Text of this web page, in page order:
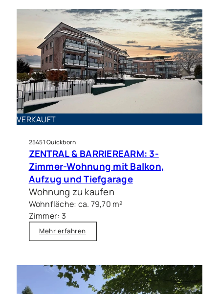
Haus zu kaufen in Quickborn
Sehr gepflegtes
Einfamilienhaus auf großem
Grundstück
VERKAUFT
25451 Quickborn
ZENTRAL & BARRIEREARM: 3-
Zimmer-Wohnung mit Balkon,
Aufzug und Tiefgarage
Wohnung zu kaufen
Wohnfläche: ca. 79,70 m²
Zimmer: 3
Mehr erfahren